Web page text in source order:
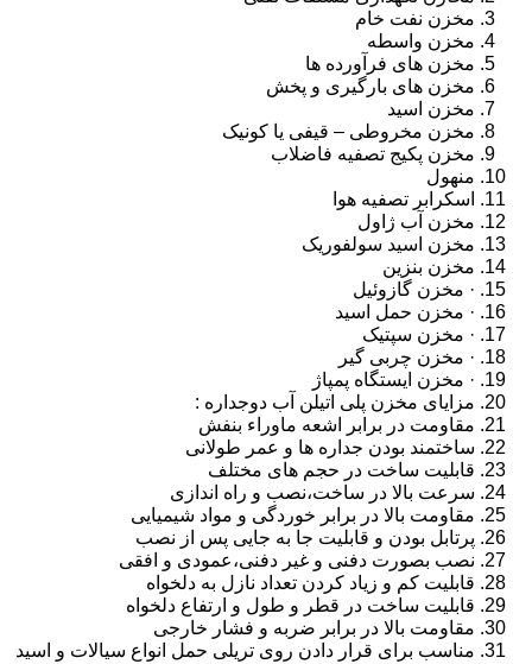
مخزن نفت خام
مخزن واسطه
مخزن های فرآورده ها
مخزن های بارگیری و پخش
مخزن اسید
مخزن مخروطی – قیفی یا کونیک
مخزن پکیج تصفیه فاضلاب
منهول
اسکرابر تصفیه هوا
مخزن آب ژاول
مخزن اسید سولفوریک
مخزن بنزین
· مخزن گازوئیل
· مخزن حمل اسید
· مخزن سپتیک
· مخزن چربی گیر
· مخزن ایستگاه پمپاژ
مزایای مخزن پلی اتیلن آب دوجداره :
مقاومت در برابر اشعه ماوراء بنفش
ساختمند بودن جداره ها و عمر طولانی
قابلیت ساخت در حجم های مختلف
سرعت بالا در ساخت،نصب و راه اندازی
مقاومت بالا در برابر خوردگی و مواد شیمیایی
پرتابل بودن و قابلیت جا به جایی پس از نصب
نصب بصورت دفنی و غیر دفنی،عمودی و افقی
قابلیت کم و زیاد کردن تعداد نازل به دلخواه
قابلیت ساخت در قطر و طول و ارتفاع دلخواه
مقاومت بالا در برابر ضربه و فشار خارجی
مناسب برای قرار دادن روی تریلی حمل انواع سیالات و اسید